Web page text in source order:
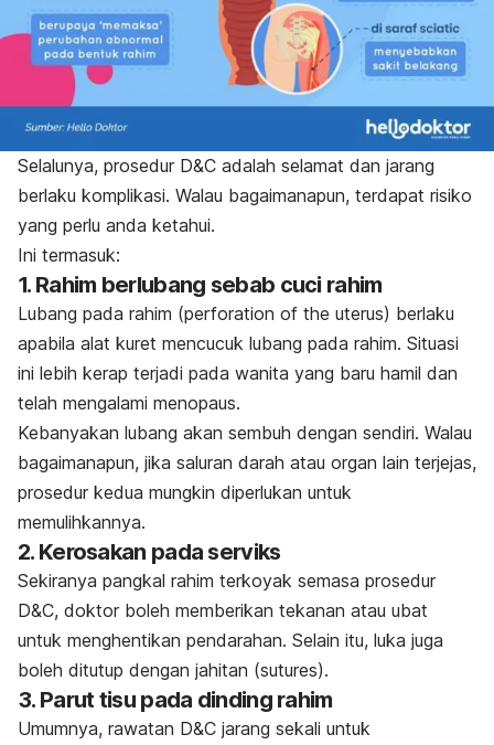
Selalunya, prosedur D&C adalah selamat dan jarang
berlaku komplikasi. Walau bagaimanapun, terdapat risiko
yang perlu anda ketahui.
Ini termasuk:
1. Rahim berlubang sebab cuci rahim
Lubang pada rahim (perforation of the uterus) berlaku
apabila alat kuret mencucuk lubang pada rahim. Situasi
ini lebih kerap terjadi pada wanita yang baru hamil dan
telah mengalami menopaus.
Kebanyakan lubang akan sembuh dengan sendiri. Walau
bagaimanapun, jika saluran darah atau organ lain terjejas,
prosedur kedua mungkin diperlukan untuk
memulihkannya.
2. Kerosakan pada serviks
Sekiranya pangkal rahim terkoyak semasa prosedur
D&C, doktor boleh memberikan tekanan atau ubat
untuk menghentikan pendarahan. Selain itu, luka juga
boleh ditutup dengan jahitan (sutures).
3. Parut tisu pada dinding rahim
Umumnya, rawatan D&C jarang sekali untuk